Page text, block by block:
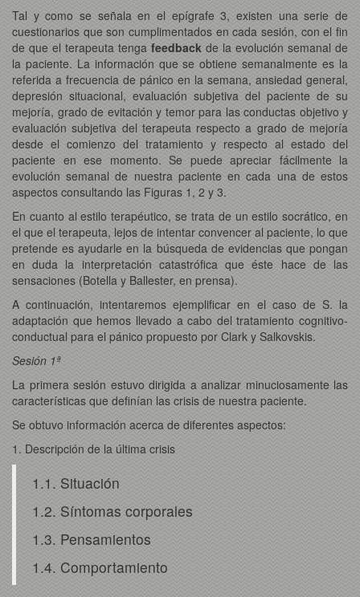
Tal y como se señala en el epígrafe 3, existen una serie de
cuestionarios que son cumplimentados en cada sesión, con el fin
de que el terapeuta tenga feedback de la evolución semanal de
la paciente. La información que se obtiene semanalmente es la
referida a frecuencia de pánico en la semana, ansiedad general,
depresión situacional, evaluación subjetiva del paciente de su
mejoría, grado de evitación y temor para las conductas objetivo y
evaluación subjetiva del terapeuta respecto a grado de mejoría
desde el comienzo del tratamiento y respecto al estado del
paciente en ese momento. Se puede apreciar fácilmente la
evolución semanal de nuestra paciente en cada una de estos
aspectos consultando las Figuras 1, 2 y 3.
En cuanto al estilo terapéutico, se trata de un estilo socrático, en
el que el terapeuta, lejos de intentar convencer al paciente, lo que
pretende es ayudarle en la búsqueda de evidencias que pongan
en duda la interpretación catastrófica que éste hace de las
sensaciones (Botella y Ballester, en prensa).
A continuación, intentaremos ejemplificar en el caso de S. la
adaptación que hemos llevado a cabo del tratamiento cognitivo-
conductual para el pánico propuesto por Clark y Salkovskis.
Sesión 1ª
La primera sesión estuvo dirigida a analizar minuciosamente las
características que definían las crisis de nuestra paciente.
Se obtuvo información acerca de diferentes aspectos:
1. Descripción de la última crisis
1.1. Situación
1.2. Síntomas corporales
1.3. Pensamientos
1.4. Comportamiento